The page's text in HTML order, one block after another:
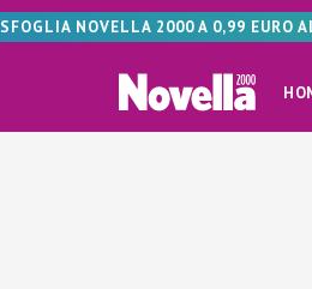
SFOGLIA NOVELLA 2000 A 0,99 EURO